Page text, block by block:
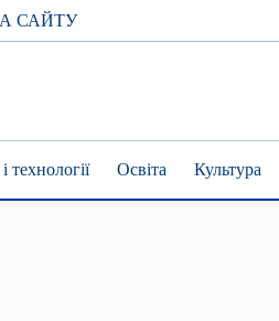
САЙТУ
технології Освіта Культура